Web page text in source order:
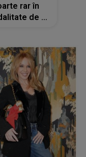
rar în
de a